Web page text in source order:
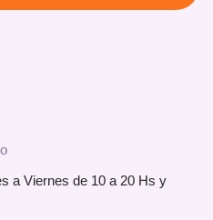
a Viernes de 10 a 20 Hs y